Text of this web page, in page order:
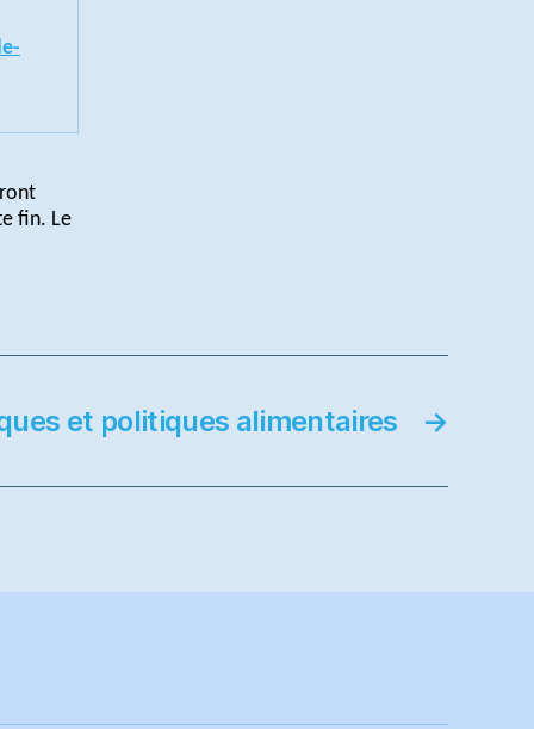
fin. Le
→
et politiques alimentaires